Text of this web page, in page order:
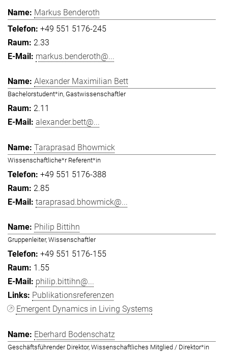
Markus Benderoth
+49 551 5176-245
2.33
markus.benderoth@...
Alexander Maximilian Bett
Bachelorstudent*in, Gastwissenschaftler
2.11
alexander.bett@...
Taraprasad Bhowmick
Wissenschaftliche*r Referent*in
+49 551 5176-388
2.85
taraprasad.bhowmick@...
Philip Bittihn
Gruppenleiter, Wissenschaftler
+49 551 5176-155
1.55
philip.bittihn@...
Publikationsreferenzen
Emergent Dynamics in Living Systems
Eberhard Bodenschatz
Geschäftsführender Direktor, Wissenschaftliches Mitglied / Direktor*in